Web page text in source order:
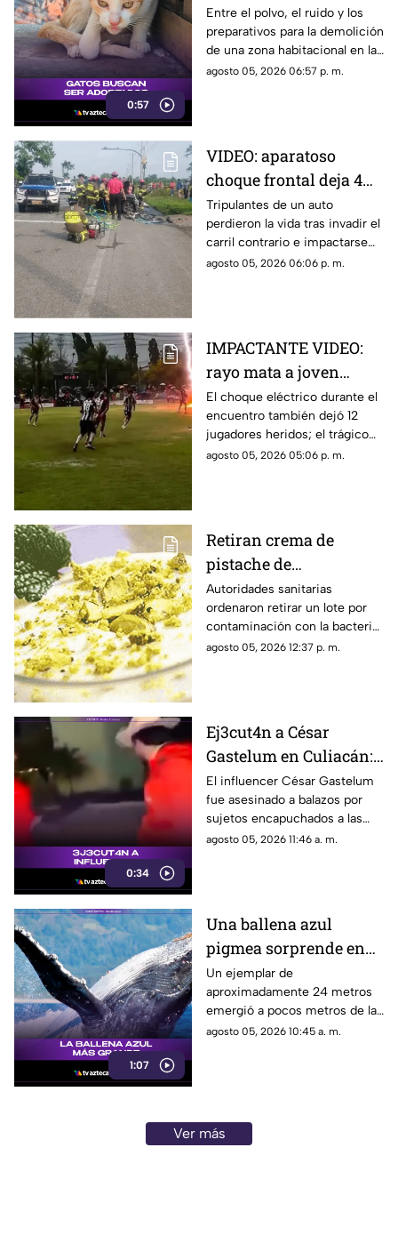
0:57
demolición en la
colonia San Agustín de
Acapulco
Entre el polvo, el ruido y los
preparativos para la demolición
de una zona habitacional en la
colonia San Agustín, una
agosto 05, 2026 06:57 p. m.
VIDEO: aparatoso
choque frontal deja 4
muertos de una familia
Tripulantes de un auto
perdieron la vida tras invadir el
carril contrario e impactarse
contra un camión de ganado.
agosto 05, 2026 06:06 p. m.
IMPACTANTE VIDEO:
rayo mata a joven
futbolista en pleno
partido
El choque eléctrico durante el
encuentro también dejó 12
jugadores heridos; el trágico
momento quedó grabado.
agosto 05, 2026 05:06 p. m.
Retiran crema de
pistache de
supermercados por
salmonela
Autoridades sanitarias
ordenaron retirar un lote por
contaminación con la bacteria;
revisa los códigos del producto
agosto 05, 2026 12:37 p. m.
0:34
Ej3cut4n a César
Gastelum en Culiacán:
El influencer había
manifestado tener
miedo
El influencer César Gastelum
fue asesinado a balazos por
sujetos encapuchados a las
afueras de un restaurante en
agosto 05, 2026 11:46 a. m.
1:07
Una ballena azul
pigmea sorprende en
las costas de Australia
Un ejemplar de
aproximadamente 24 metros
emergió a pocos metros de la
superficie cerca del muelle
agosto 05, 2026 10:45 a. m.
Ver más